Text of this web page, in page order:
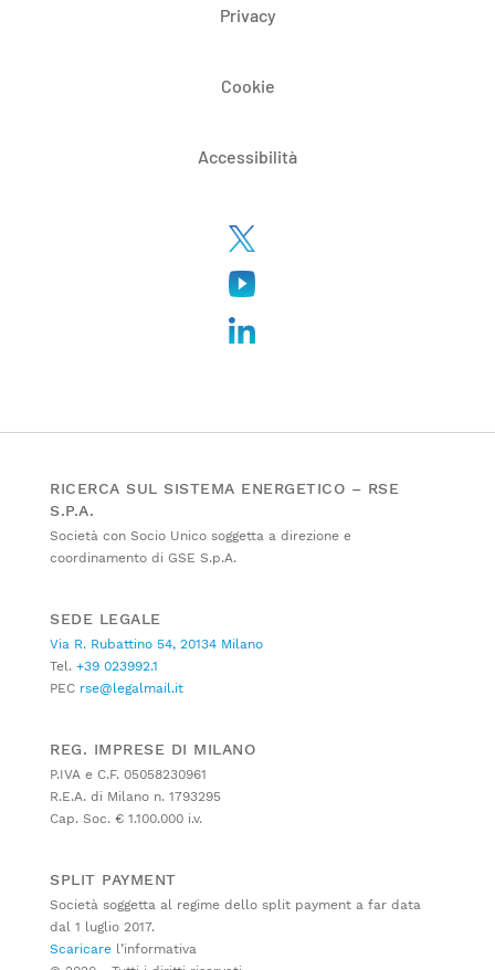
Privacy
Cookie
Accessibilità
RICERCA SUL SISTEMA ENERGETICO – RSE
S.P.A.
Società con Socio Unico soggetta a direzione e
coordinamento di GSE S.p.A.
SEDE LEGALE
Via R. Rubattino 54, 20134 Milano
Tel. +39 023992.1
PEC rse@legalmail.it
REG. IMPRESE DI MILANO
P.IVA e C.F. 05058230961
R.E.A. di Milano n. 1793295
Cap. Soc. € 1.100.000 i.v.
SPLIT PAYMENT
Società soggetta al regime dello split payment a far data
dal 1 luglio 2017.
Scaricare l’informativa